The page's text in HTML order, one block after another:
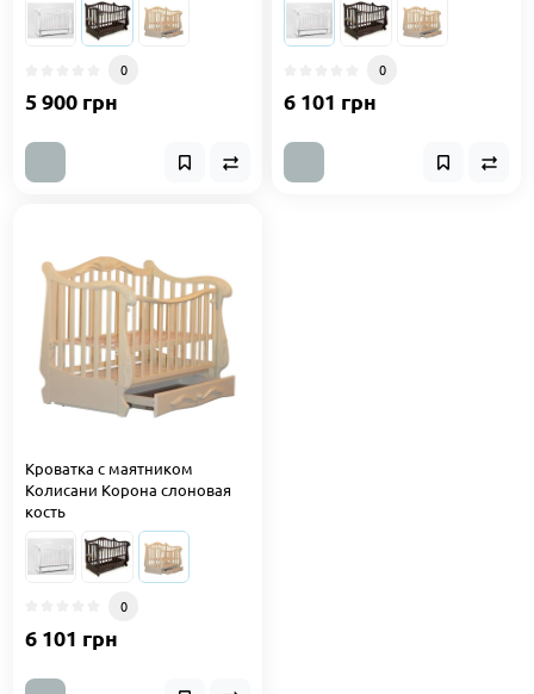
0
5 900 грн
0
6 101 грн
Кроватка с маятником
Колисани Корона слоновая
кость
0
6 101 грн